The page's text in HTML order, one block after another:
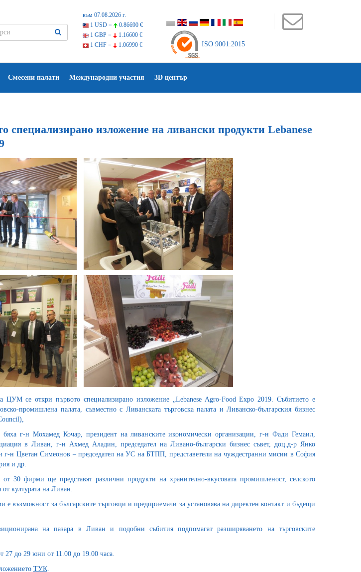
към 07.08.2026 г.
1 USD =
0.86690 €
1 GBP =
1.16600 €
1 CHF =
1.06990 € ISO 9001:2015
Смесени палати Международни участия 3D център
специализирано изложение на ливански продукти Lebanese
се откри първото специализирано изложение „Lebanese Agro-Food Expo 2019. Събитието е
промишлена палата, съвместно с Ливанската търговска палата и Ливанско-българския бизнес
г-н Мохамед Кочар, президент на ливанските икономически организации, г-н Фади Гемаил,
в Ливан, г-н Ахмед Аладин, председател на Ливано-български бизнес съвет, доц.д-р Янко
н Цветан Симеонов – председател на УС на БТПП, представетели на чуждестранни мисии в София
и др.
30 фирми ще представят различни продукти на хранително-вкусовата промишленост, селското
културата на Ливан.
е възможност за българските търговци и предприемачи за установява на директен контакт и бъдещи
на пазара в Ливан и подобни събития подпомагат разширяването на търговските
27 до 29 юни от 11.00 до 19.00 часа.
ТУК.